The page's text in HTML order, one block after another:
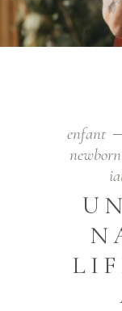
enfant
newborn